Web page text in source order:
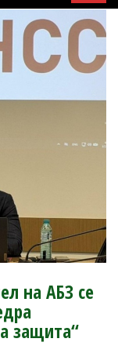
на АБЗ се
защита“